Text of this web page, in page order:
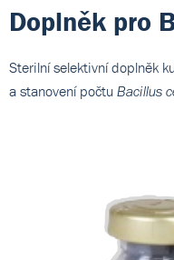
Doplněk pro
Sterilní selektivní doplněk
a stanovení počtu Bacillus